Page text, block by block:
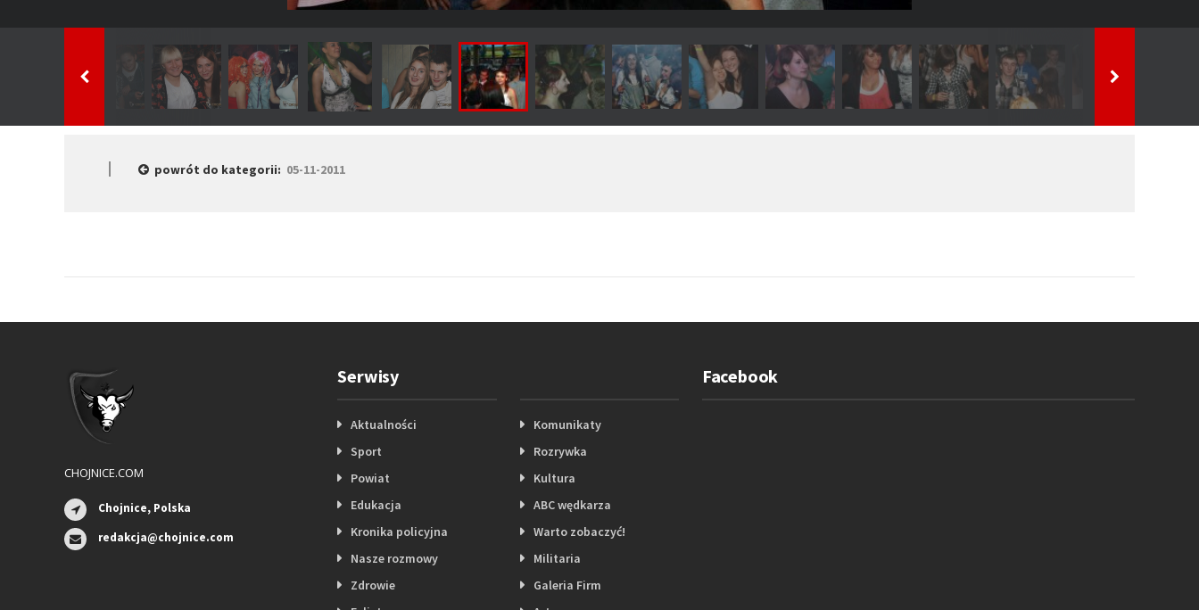
powrót do kategorii: 05-11-2011
CHOJNICE.COM
Chojnice, Polska
redakcja@chojnice.com
Serwisy
Aktualności
Sport
Powiat
Edukacja
Kronika policyjna
Nasze rozmowy
Zdrowie
Komunikaty
Rozrywka
Kultura
ABC wędkarza
Warto zobaczyć!
Militaria
Galeria Firm
Facebook